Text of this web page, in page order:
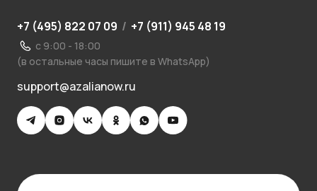
+7 (495) 822 07 09 / +7 (911) 945 48 19
с 9:00 - 18:00
(в остальные часы пишите в WhatsApp)
support@azalianow.ru